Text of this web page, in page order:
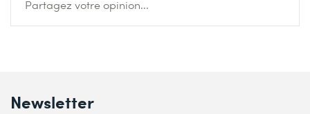
Partagez votre opinion...
Newsletter